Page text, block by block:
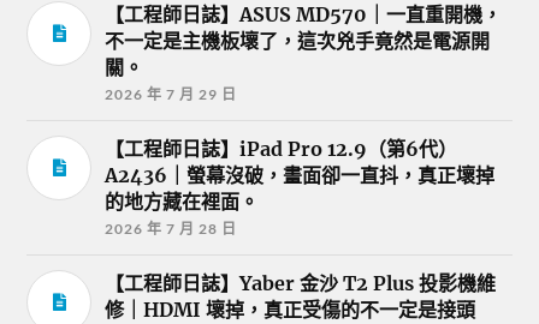
【工程師日誌】ASUS MD570｜一直重開機，
不一定是主機板壞了，這次兇手竟然是電源開
關。
2026 年 7 月 29 日
【工程師日誌】iPad Pro 12.9（第6代）
A2436｜螢幕沒破，畫面卻一直抖，真正壞掉
的地方藏在裡面。
2026 年 7 月 28 日
【工程師日誌】Yaber 金沙 T2 Plus 投影機維
修｜HDMI 壞掉，真正受傷的不一定是接頭